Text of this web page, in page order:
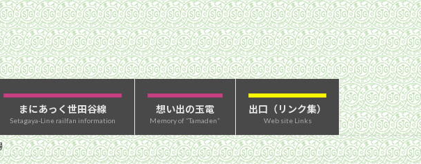
まにあっく世田谷線
Setagaya-Line railfan information
想い出の玉電
Memory of “Tamaden”
出口（リンク集）
Web site Links